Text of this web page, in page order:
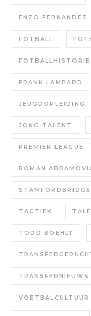
ENZO FERNANDEZ
FOTBALL
FOTBALLHISTORIE
FRANK LAMPARD
JEUGDOPLEIDING
JONG TALENT
PREMIER LEAGUE
ROMAN
STAMFORDBRIDGE
TACTIEK
TODD BOEHLY
TRANSFERNIEUWS
VOETBALCULTUUR